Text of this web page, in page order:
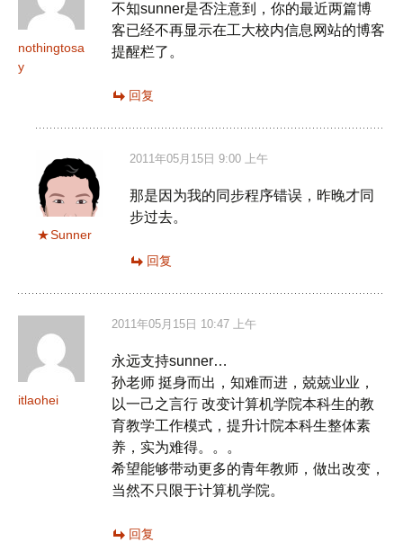
nothingtosa
y
不知sunner是否注意到，你的最近两篇博
客已经不再显示在工大校内信息网站的博客
提醒栏了。
回复
Sunner
2011年05月15日 9:00 上午
那是因为我的同步程序错误，昨晚才同
步过去。
回复
itlaohei
2011年05月15日 10:47 上午
永远支持sunner…
孙老师 挺身而出，知难而进，兢兢业业，
以一己之言行 改变计算机学院本科生的教
育教学工作模式，提升计院本科生整体素
养，实为难得。。。
希望能够带动更多的青年教师，做出改变，
当然不只限于计算机学院。
回复